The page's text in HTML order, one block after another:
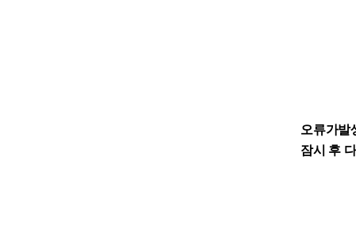
오류가발
잠시 후